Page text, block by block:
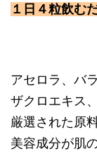
１日４粒飲むだ
アセロラ、バ
ザクロエキス
厳選された原
美容成分が肌